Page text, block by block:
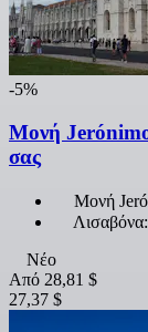
-5%
Μονή
σας
Μονή
Νέο
Από 28,81 $
27,37 $